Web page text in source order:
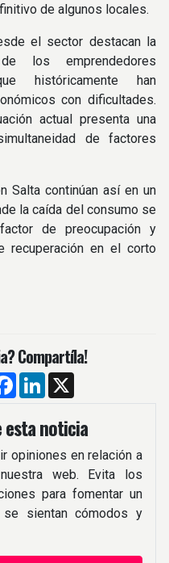
de algunos locales.
el sector destacan la
los emprendedores
históricamente han
con dificultades.
actual presenta una
de factores
Salta continúan así en un
la caída del consumo se
de preocupación y
recuperación en el corto
Compartíla!
Facebook
LinkedIn
esta noticia
opiniones en relación a
web. Evita los
para fomentar un
sientan cómodos y